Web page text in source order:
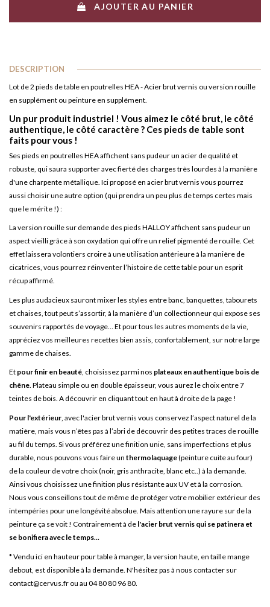
AJOUTER AU PANIER
DESCRIPTION
Lot de 2 pieds de table en poutrelles HEA - Acier brut vernis ou version rouille
en supplément ou peinture en supplément.
Un pur produit industriel ! Vous aimez le côté brut, le côté
authentique, le côté caractère ? Ces pieds de table sont
faits pour vous !
Ses pieds en poutrelles HEA affichent sans pudeur un acier de qualité et
robuste, qui saura supporter avec fierté des charges très lourdes à la manière
d'une charpente métallique. Ici proposé en acier brut vernis vous pourrez
aussi choisir une autre option (qui prendra un peu plus de temps certes mais
que le mérite !) :
La version rouille sur demande des pieds HALLOY affichent sans pudeur un
aspect vieilli grâce à son oxydation qui offre un relief pigmenté de rouille. Cet
effet laissera volontiers croire à une utilisation antérieure à la manière de
cicatrices, vous pourrez réinventer l’histoire de cette table pour un esprit
récup affirmé.
Les plus audacieux sauront mixer les styles entre banc, banquettes, tabourets
et chaises, tout peut s’assortir, à la manière d’un collectionneur qui expose ses
souvenirs rapportés de voyage… Et pour tous les autres moments de la vie,
appréciez vos meilleures recettes bien assis, confortablement, sur notre large
gamme de chaises.
Et pour finir en beauté, choisissez parmi nos plateaux en authentique bois de
chêne. Plateau simple ou en double épaisseur, vous aurez le choix entre 7
teintes de bois. A découvrir en cliquant tout en haut à droite de la page !
Pour l'extérieur, avec l'acier brut vernis vous conservez l’aspect naturel de la
matière, mais vous n’êtes pas à l’abri de découvrir des petites traces de rouille
au fil du temps. Si vous préférez une finition unie, sans imperfections et plus
durable, nous pouvons vous faire un thermolaquage(peinture cuite au four)
de la couleur de votre choix (noir, gris anthracite, blanc etc..) à la demande.
Ainsi vous choisissez une finition plus résistante aux UV et à la corrosion.
Nous vous conseillons tout de même de protéger votre mobilier extérieur des
intempéries pour une longévité absolue. Mais attention une rayure sur de la
peinture ça se voit ! Contrairement à de l'acier brut vernis qui se patinera et
se bonifiera avec le temps...
* Vendu ici en hauteur pour table à manger, la version haute, en taille mange
debout, est disponible à la demande. N'hésitez pas à nous contacter sur
contact@cervus.fr ou au 04 80 80 96 80.